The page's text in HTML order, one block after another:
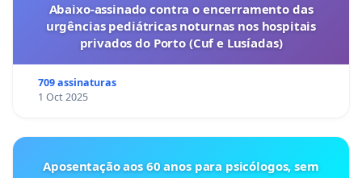
Abaixo-assinado contra o encerramento das
urgências pediátricas noturnas nos hospitais
privados do Porto (Cuf e Lusíadas)
709 assinaturas
1 Oct 2025
Aposentação aos 60 anos para psicólogos, sem